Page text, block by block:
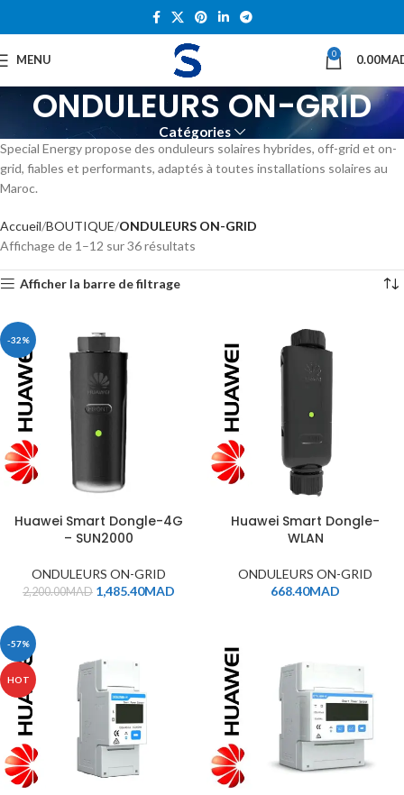
MENU 0 0.00
ONDULEURS ON-GRID
Catégories
Special Energy propose des onduleurs solaires hybrides, off-grid et on-
grid, fiables et performants, adaptés à toutes installations solaires au
Maroc.
Accueil BOUTIQUE ONDULEURS ON-GRID
Affichage de 1–12 sur 36 résultats
Afficher la barre de filtrage
-32%
Huawei Smart Dongle-4G
– SUN2000
ONDULEURS ON-GRID
2,200.00MAD 1,485.40MAD
Huawei Smart Dongle-
WLAN
ONDULEURS ON-GRID
668.40MAD
-57%
HOT